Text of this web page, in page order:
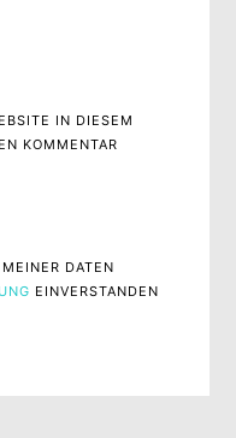
IN DIESEM
KOMMENTAR
DATEN
EINVERSTANDEN